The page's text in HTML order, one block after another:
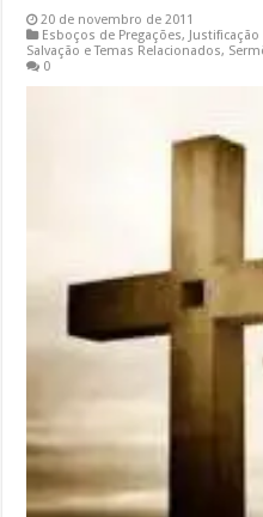
20 de novembro de 2011
Esboços de Pregações, Justificação
Salvação e Temas Relacionados,
0